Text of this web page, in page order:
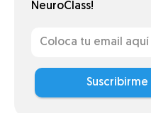
NeuroClass!
Suscribirme